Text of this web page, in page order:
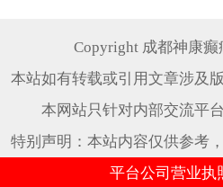
Copyright 成都神康
本站如有转载或引用文章涉及
本网站只针对内部交流平
特别声明：本站内容仅供参考
平台公司营业执